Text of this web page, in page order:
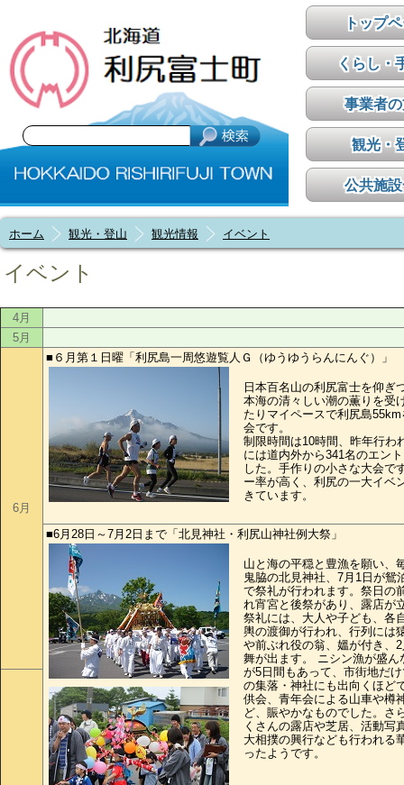
トップ
くらし・
事業者
観光・
公共施
ホーム 観光・登山 観光情報 イベント
イベント
4月
5月
6月
■６月第１日曜「利尻島一周悠遊覧人Ｇ（ゆうゆうらんにんぐ）」
日本百名山の利尻富士を仰ぎ
本海の清々しい潮の薫りを受
たりマイペースで利尻島
会です。
制限時間は10時間、昨年行わ
には道内外から341名のエン
した。手作りの小さな大会で
ー率が高く、利尻の一大イベ
きています。
■6月28日～7月2日まで「北見神社・利尻山神社例大祭」
山と海の平穏と豊漁を願い、
鬼脇の北見神社、7月1日が鴛
で祭礼が行われます。祭日の
れ宵宮と後祭があり、露店が
祭礼には、大人や子ども、各
輿の渡御が行われ、行列には
や前ぶれ役の翁、媼が付き、
舞が出ます。 ニシン漁が盛ん
が5日間もあって、市街地だ
の集落・神社にも出向くほど
供会、青年会による山車や樽
ど、賑やかなものでした。さ
くさんの露店や芝居、活動写
大相撲の興行なども行われる
ったようです。